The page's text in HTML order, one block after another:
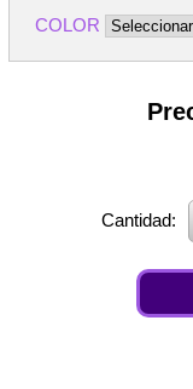
COLOR
Cantidad: